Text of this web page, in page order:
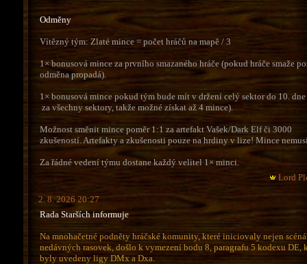
Odměny
Vítězný tým: Zlaté mince = počet hráčů na mapě / 3
1× bonusová mince za prvního smazaného hráče (pokud hráče smaže
odměna propadá).
1× bonusová mince pokud tým bude mít v držení celý sektor do 10.
za všechny sektory, takže možné získat až 4 mince).
Možnost směnit mince poměr 1:1 za artefakt Vašek/Dark Elf či 3000
zkušeností. Artefakty a zkušenosti pouze na hrdiny v lize! Mince
Za řádné vedení týmu dostane každý velitel 1× minci.
Lord
2. 8. 2026 20:27
Rada Starších informuje
Na mnohačetné podněty hráčské komunity, které iniciovaly nejen
nedávných rasovek, došlo k vymezení bodu 8, paragrafu 5 kodexu DE,
byly uvedeny ligy DMx a Dxa.